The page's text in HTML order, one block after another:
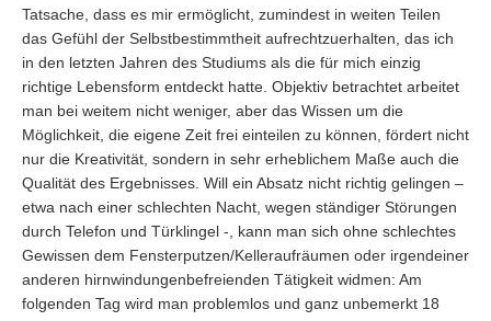
Tatsache, dass es mir ermöglicht, zumindest in weiten Teilen
das Gefühl der Selbstbestimmtheit aufrechtzuerhalten, das ich
in den letzten Jahren des Studiums als die für mich einzig
richtige Lebensform entdeckt hatte. Objektiv betrachtet arbeitet
man bei weitem nicht weniger, aber das Wissen um die
Möglichkeit, die eigene Zeit frei einteilen zu können, fördert nicht
nur die Kreativität, sondern in sehr erheblichem Maße auch die
Qualität des Ergebnisses. Will ein Absatz nicht richtig gelingen –
etwa nach einer schlechten Nacht, wegen ständiger Störungen
durch Telefon und Türklingel -, kann man sich ohne schlechtes
Gewissen dem Fensterputzen/Kelleraufräumen oder irgendeiner
anderen hirnwindungenbefreienden Tätigkeit widmen: Am
folgenden Tag wird man problemlos und ganz unbemerkt 18